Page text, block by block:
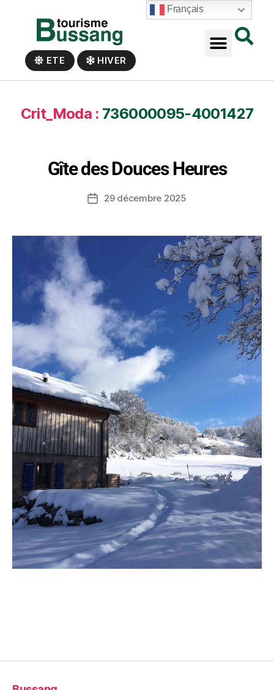
ETE HIVER
Crit_Moda : 736000095-4001427
Gîte des Douces Heures
29 décembre 2025
Français
Panneau de gestion des cookies